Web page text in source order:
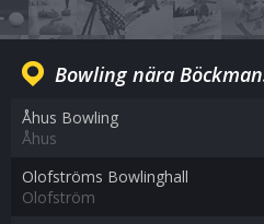
Bowling nära
Åhus Bowling
Åhus
Olofströms Bowlinghall
Olofström